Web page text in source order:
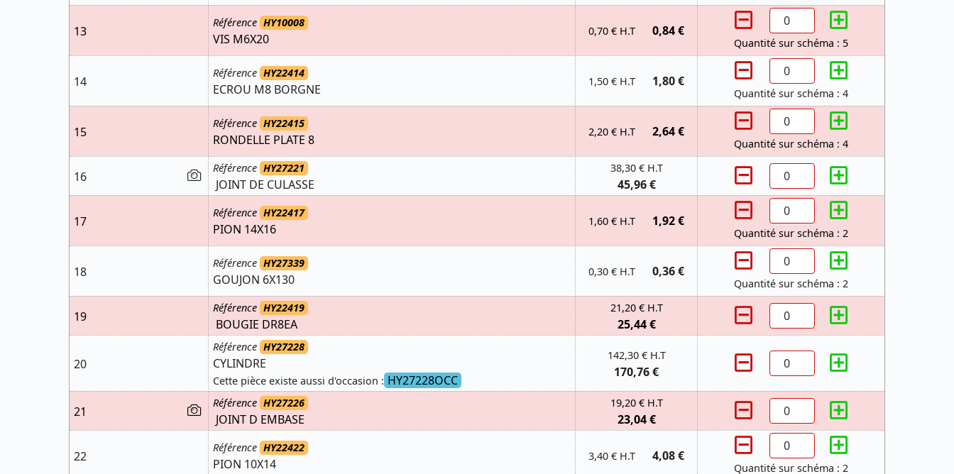
13
Référence HY10008
VIS M6X20
0,70 € H.T 0,84 €
Quantité sur schéma : 5
14
Référence HY22414
ECROU M8 BORGNE
1,50 € H.T 1,80 €
Quantité sur schéma : 4
15
Référence HY22415
RONDELLE PLATE 8
2,20 € H.T 2,64 €
Quantité sur schéma : 4
16
Référence HY27221
JOINT DE CULASSE
38,30 € H.T
45,96 €
17
Référence HY22417
PION 14X16
1,60 € H.T 1,92 €
Quantité sur schéma : 2
18
Référence HY27339
GOUJON 6X130
0,30 € H.T 0,36 €
Quantité sur schéma : 2
19
Référence HY22419
BOUGIE DR8EA
21,20 € H.T
25,44 €
20
Référence HY27228
CYLINDRE
Cette pièce existe aussi d'occasion : HY27228OCC
142,30 € H.T
170,76 €
21
Référence HY27226
JOINT D EMBASE
19,20 € H.T
23,04 €
22
Référence HY22422
PION 10X14
3,40 € H.T 4,08 €
Quantité sur schéma : 2